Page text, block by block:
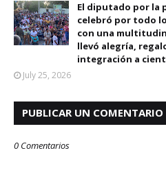
El diputado por la
celebró por todo
con una
llevó alegría,
integración a
July 25, 2026
PUBLICAR UN COMENTARIO
0 Comentarios